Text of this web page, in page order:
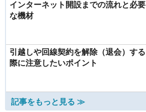
インターネット開設までの流れと必要
な機材
引越しや回線契約を解除（退会）する
際に注意したいポイント
記事をもっと見る ≫